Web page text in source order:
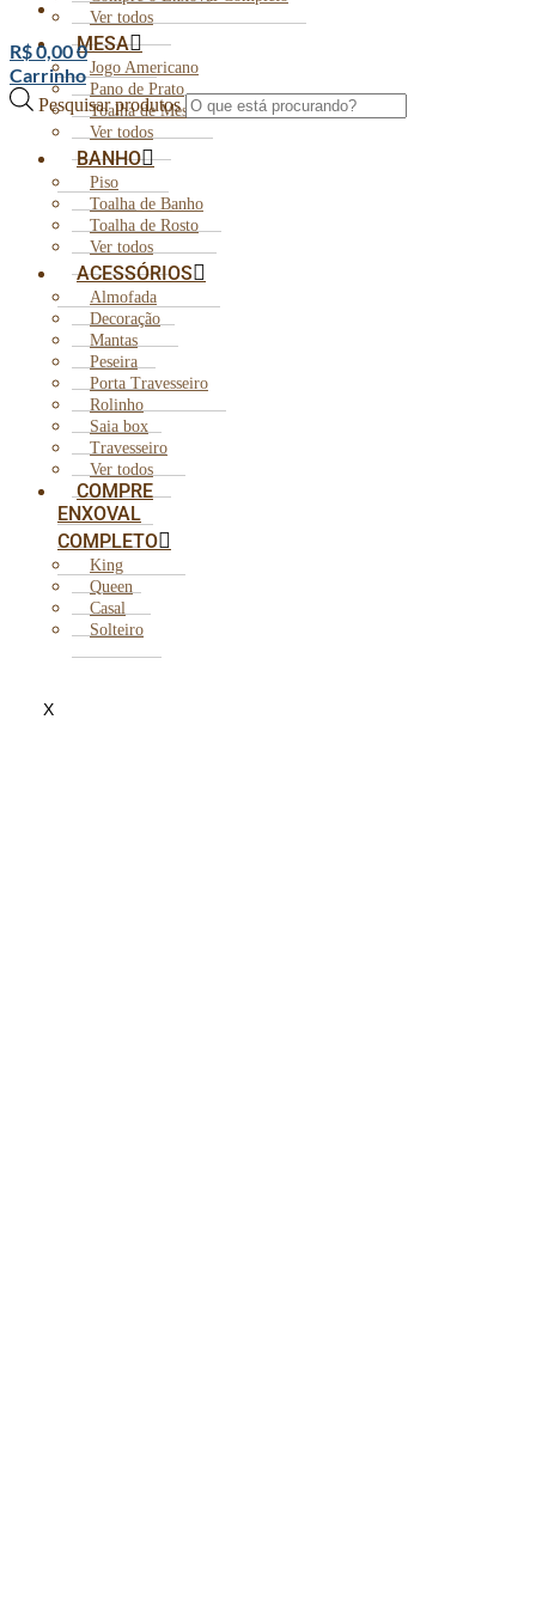
Ver todos
MESA
Jogo Americano
Pano de Prato
Toalha de Mesa
Ver todos
BANHO
Piso
Toalha de Banho
Toalha de Rosto
Ver todos
ACESSÓRIOS
Almofada
Decoração
Mantas
Peseira
Porta Travesseiro
Rolinho
Saia box
Travesseiro
Ver todos
COMPRE
ENXOVAL
COMPLETO
King
Queen
Casal
Solteiro
X
R$0,000
Carrinho
Pesquisar produtos